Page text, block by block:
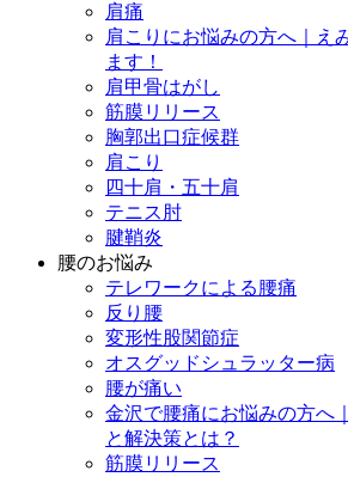
肩痛
肩こりにお悩みの方へ｜え
ます！
肩甲骨はがし
筋膜リリース
胸郭出口症候群
肩こり
四十肩・五十肩
テニス肘
腱鞘炎
腰のお悩み
テレワークによる腰痛
反り腰
変形性股関節症
オスグッドシュラッター病
腰が痛い
金沢で腰痛にお悩みの方へ
と解決策とは？
筋膜リリース